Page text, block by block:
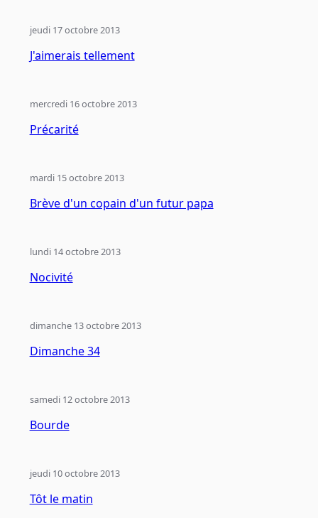
J'aimerais tellement
jeudi 17 octobre 2013
Précarité
mercredi 16 octobre 2013
Brève d'un copain d'un futur papa
mardi 15 octobre 2013
Nocivité
lundi 14 octobre 2013
Dimanche 34
dimanche 13 octobre 2013
Bourde
samedi 12 octobre 2013
Tôt le matin
jeudi 10 octobre 2013